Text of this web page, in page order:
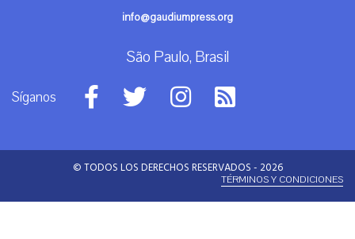
info@gaudiumpress.org
São Paulo, Brasil
Síganos
© TODOS LOS DERECHOS RESERVADOS - 2026
TÉRMINOS Y CONDICIONES